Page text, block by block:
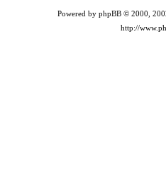
Powered by phpBB © 2000,
http://